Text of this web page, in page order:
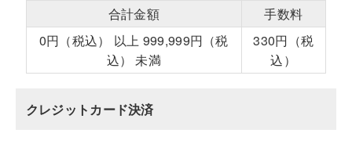
合計金額
手数料
0円（税込） 以上 999,999円（税
込） 未満
330円（税
込）
クレジットカード決済